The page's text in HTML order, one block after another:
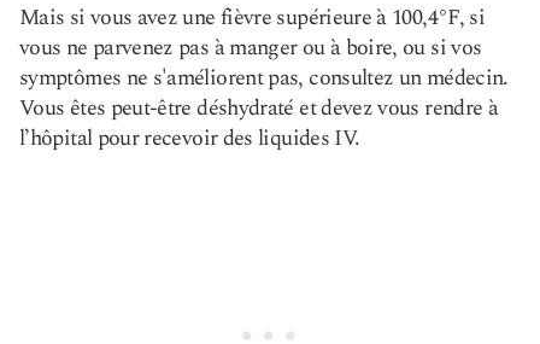
Mais si vous avez une fièvre supérieure à 100,4°F, si
vous ne parvenez pas à manger ou à boire, ou si vos
symptômes ne s'améliorent pas, consultez un médecin.
Vous êtes peut-être déshydraté et devez vous rendre à
l’hôpital pour recevoir des liquides IV.